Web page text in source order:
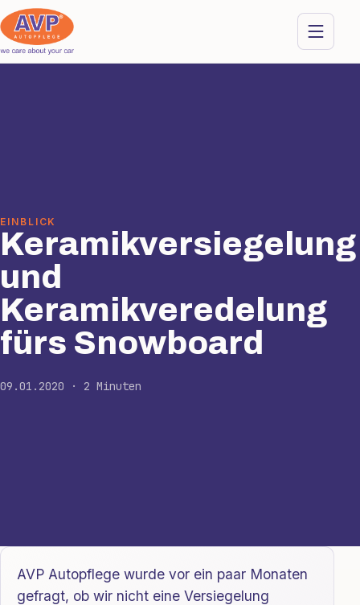
EINBLICK
Keramikversiegelung
und
Keramikveredelung
fürs Snowboard
09.01.2020 · 2 Minuten
AVP Autopflege wurde vor ein paar Monaten
gefragt, ob wir nicht eine Versiegelung